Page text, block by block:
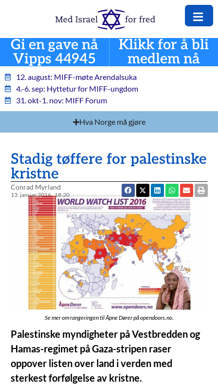
Gi en gave nå
Vipps 44945
Klikk for å bli
medlem nå
12. august: MIFF-møte Arendalsuka
4.-6. sep: Hyttetur for MIFF-ungdom
31. okt-1. nov: MIFF Forum
Hva Norge må gjøre
Stadig tøffere for palestinske
kristne
Conrad Myrland
13. januar 2016 18:20
Se mer om rangeringen til Åpne Dører på opendoors.no.
Palestinske myndigheter på Vestbredden og
Hamas-regimet på Gaza-stripen raser
oppover listen over land i verden med
sterkest forfølgelse av kristne.